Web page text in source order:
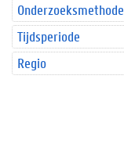
Onderzoeksmethode
Tijdsperiode
Regio